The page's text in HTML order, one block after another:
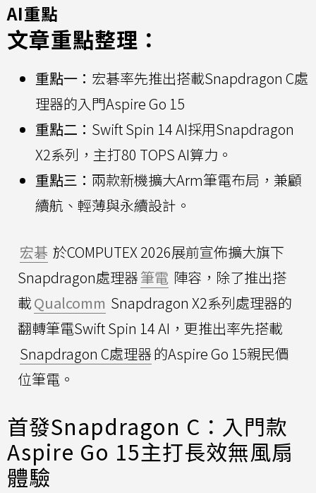
AI重點
文章重點整理：
重點一： 宏碁率先推出搭載Snapdragon C處
理器的入門Aspire Go 15
重點二： Swift Spin 14 AI採用Snapdragon
X2系列，主打80 TOPS AI算力。
重點三： 兩款新機擴大Arm筆電布局，兼顧
續航、輕薄與永續設計。
宏碁 於COMPUTEX 2026展前宣佈擴大旗下
Snapdragon處理器筆電 陣容，除了推出搭
載Qualcomm Snapdragon X2系列處理器的
翻轉筆電Swift Spin 14 AI，更推出率先搭載
Snapdragon C處理器的Aspire Go 15親民價
位筆電。
首發Snapdragon C：入門款
Aspire Go 15主打長效無風扇
體驗